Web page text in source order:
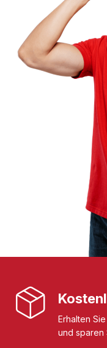
Erhalten
und sparen